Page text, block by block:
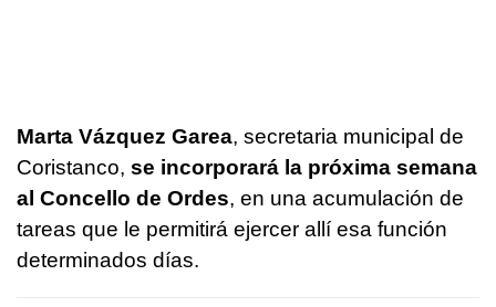
Marta Vázquez Garea, secretaria municipal de
Coristanco, se incorporará la próxima semana
al Concello de Ordes, en una acumulación de
tareas que le permitirá ejercer allí esa función
determinados días.